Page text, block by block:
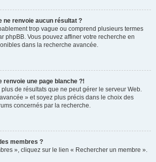
ne renvoie aucun résultat ?
trop vague ou comprend plusieurs termes
phpBB. Vous pouvez affiner votre recherche en
dans la recherche avancée.
renvoie une page blanche ?!
de résultats que ne peut gérer le serveur Web.
» et soyez plus précis dans le choix des
concernés par la recherche.
membres ?
», cliquez sur le lien « Rechercher un membre ».